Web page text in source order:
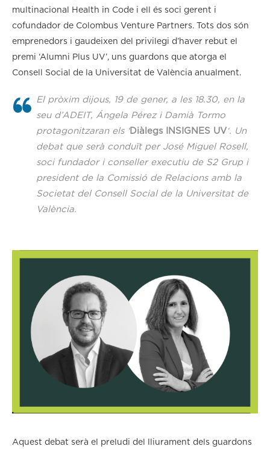
multinacional Health in Code i ell és soci gerent i
cofundador de Colombus Venture Partners. Tots dos són
emprenedors i gaudeixen del privilegi d’haver rebut el
premi ‘Alumni Plus UV’, uns guardons que atorga el
Consell Social de la Universitat de València anualment.
El pròxim dijous, 19 de gener, a les 18.30, en la
seu d’ADEIT, Ángela Pérez i Damià Tormo
protagonitzaran els ‘Diàlegs INSIGNES UV ‘. Un
debat que serà conduït per José Miguel Rosell,
soci fundador i conseller executiu de S2 Grup i
president de la Comissió de Relacions amb la
Societat del Consell Social de la Universitat de
València.
Aquest debat serà el preludi del lliurament dels guardons